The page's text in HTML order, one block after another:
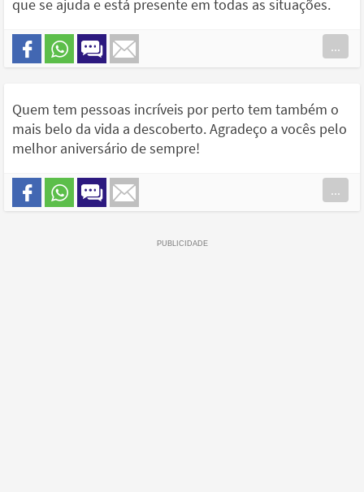
que se ajuda e está presente em todas as situações.
...
Quem tem pessoas incríveis por perto tem também o
mais belo da vida a descoberto. Agradeço a vocês pelo
melhor aniversário de sempre!
...